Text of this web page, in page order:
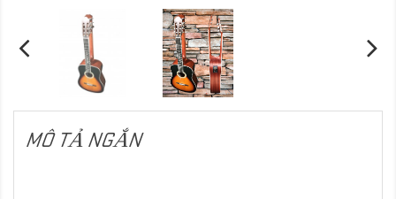
MÔ TẢ NGẮN